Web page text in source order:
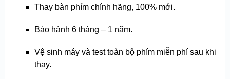
Thay bàn phím chính hãng, 100% mới.
Bảo hành 6 tháng – 1 năm.
Vệ sinh máy và test toàn bộ phím miễn phí sau khi
thay.